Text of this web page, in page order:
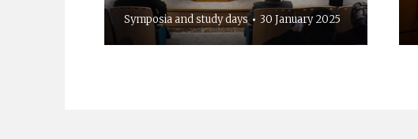
Symposia and study days 30 January 2025